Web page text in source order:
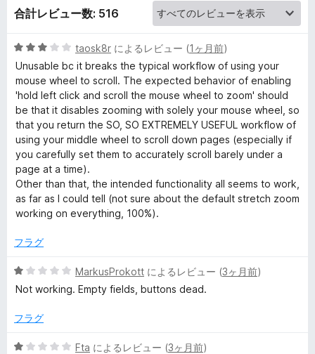
の
レ
ビ
ュ
ー
評
合計レビュー数: 516
5
段
階
中
3
の
評
価
taosk8r によるレビュー (1ヶ月前)
Unusable bc it breaks the typical workflow of using your
mouse wheel to scroll. The expected behavior of enabling
'hold left click and scroll the mouse wheel to zoom' should
be that it disables zooming with solely your mouse wheel, so
that you return the SO, SO EXTREMELY USEFUL workflow of
using your middle wheel to scroll down pages (especially if
you carefully set them to accurately scroll barely under a
page at a time).
Other than that, the intended functionality all seems to work,
as far as I could tell (not sure about the default stretch zoom
working on everything, 100%).
フラグ
5
段
中
の
MarkusProkott によるレビュー (3ヶ月前)
Not working. Empty fields, buttons dead.
フラグ
5
Fta によるレビュー (3ヶ月前)